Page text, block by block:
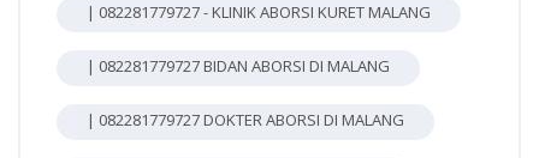
| 082281779727 - KLINIK ABORSI KURET MALANG
| 082281779727 BIDAN ABORSI DI MALANG
| 082281779727 DOKTER ABORSI DI MALANG